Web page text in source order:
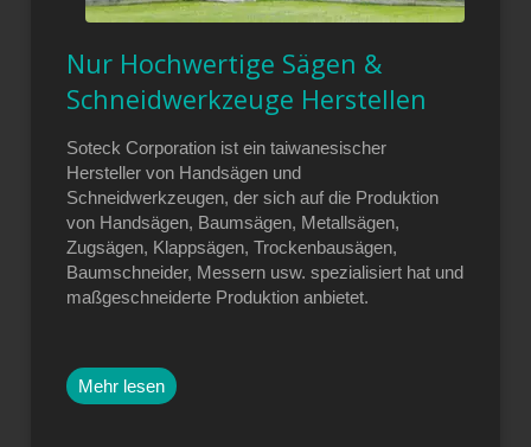
Nur Hochwertige Sägen &
Schneidwerkzeuge Herstellen
Soteck Corporation ist ein taiwanesischer
Hersteller von Handsägen und
Schneidwerkzeugen, der sich auf die Produktion
von Handsägen, Baumsägen, Metallsägen,
Zugsägen, Klappsägen, Trockenbausägen,
Baumschneider, Messern usw. spezialisiert hat und
maßgeschneiderte Produktion anbietet.
Mehr lesen